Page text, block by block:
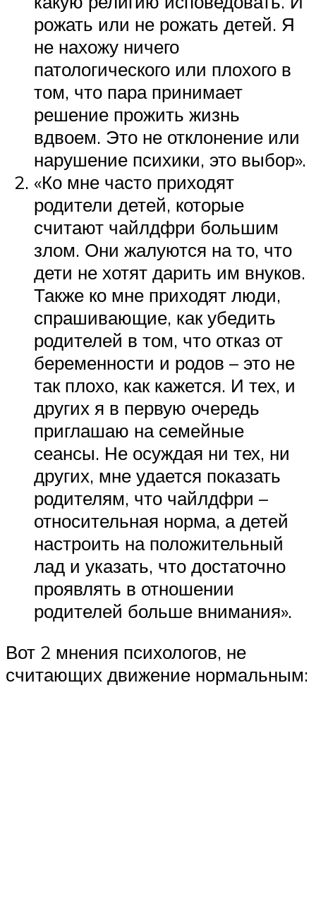
рожать или не рожать детей. Я
не нахожу ничего
патологического или плохого в
том, что пара принимает
решение прожить жизнь
вдвоем. Это не отклонение или
нарушение психики, это выбор».
«Ко мне часто приходят
родители детей, которые
считают чайлдфри большим
злом. Они жалуются на то, что
дети не хотят дарить им внуков.
Также ко мне приходят люди,
спрашивающие, как убедить
родителей в том, что отказ от
беременности и родов – это не
так плохо, как кажется. И тех, и
других я в первую очередь
приглашаю на семейные
сеансы. Не осуждая ни тех, ни
других, мне удается показать
родителям, что чайлдфри –
относительная норма, а детей
настроить на положительный
лад и указать, что достаточно
проявлять в отношении
родителей больше внимания».
Вот 2 мнения психологов, не
считающих движение нормальным: